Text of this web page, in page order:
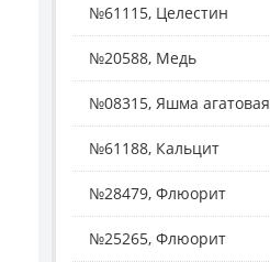
№61115, Целестин
№20588, Медь
№08315, Яшма агатовая
№61188, Кальцит
№28479, Флюорит
№25265, Флюорит